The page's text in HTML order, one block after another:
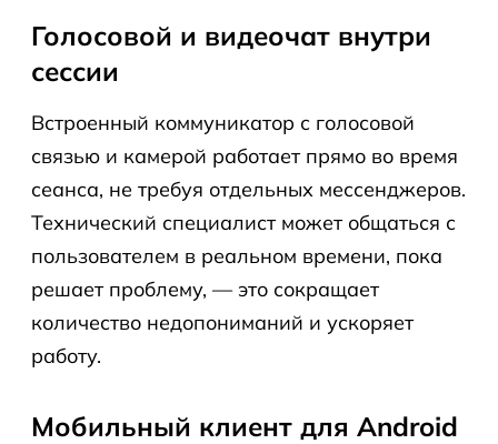
Голосовой и видеочат внутри
сессии
Встроенный коммуникатор с голосовой
связью и камерой работает прямо во время
сеанса, не требуя отдельных мессенджеров.
Технический специалист может общаться с
пользователем в реальном времени, пока
решает проблему, — это сокращает
количество недопониманий и ускоряет
работу.
Мобильный клиент для Android